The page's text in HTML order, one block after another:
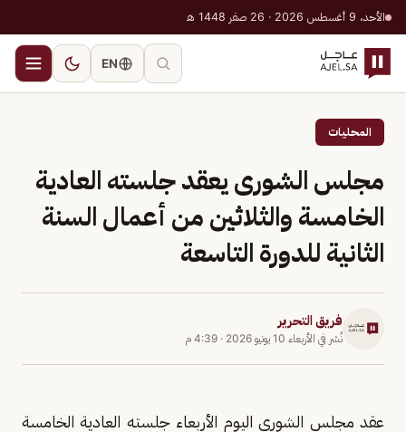
الأحد، 9 أغسطس 2026 · 26 صفر 1448 هـ
EN
المحليات
مجلس الشورى يعقد جلسته العادية
الخامسة والثلاثين من أعمال السنة
الثانية للدورة التاسعة
فريق التحرير
نُشر في الأربعاء 10 يونيو 2026 · 4:39 م
عقد مجلس الشورى اليوم الأربعاء جلسته العادية الخامسة